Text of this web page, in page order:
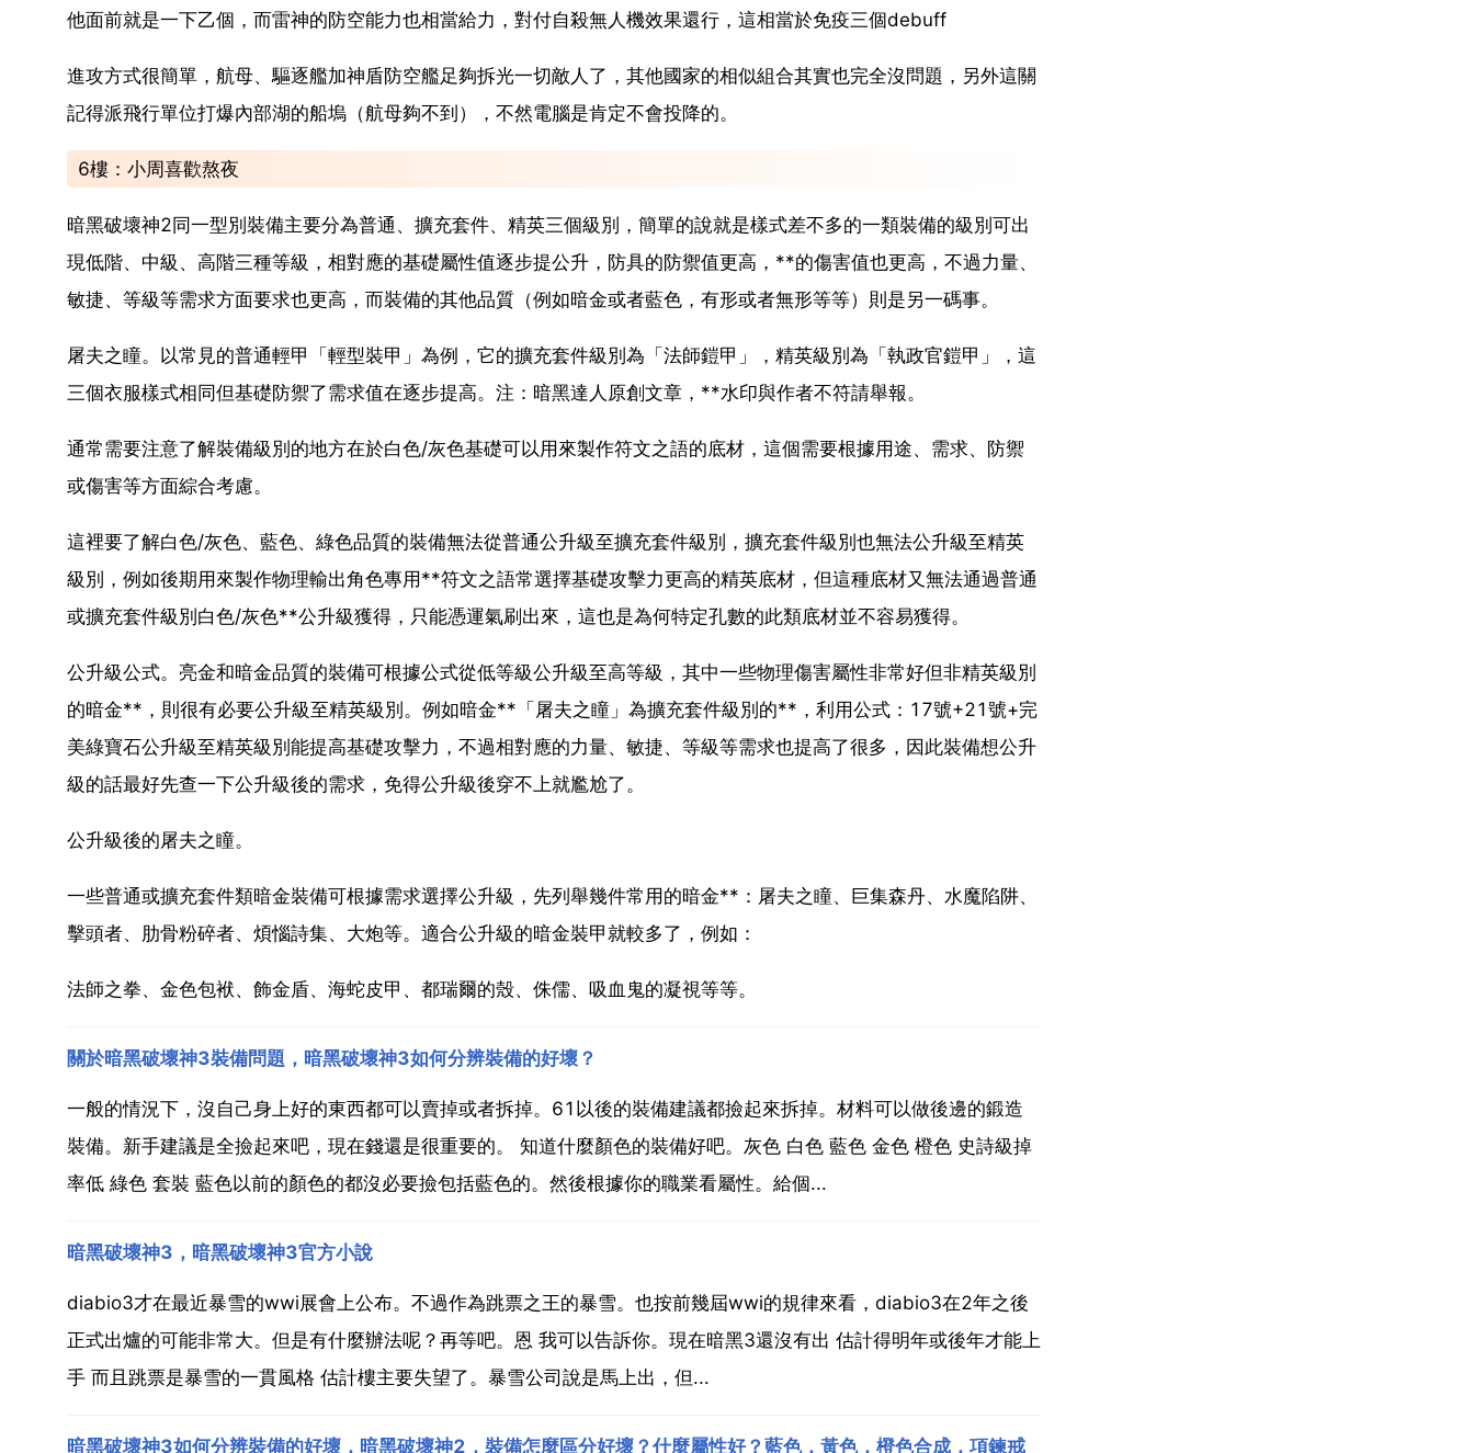
他面前就是一下乙個，而雷神的防空能力也相當給力，對付自殺無人機效果還行，這相當於免疫三個debuff
進攻方式很簡單，航母、驅逐艦加神盾防空艦足夠拆光一切敵人了，其他國家的相似組合其實也完全沒問題，另外這關
記得派飛行單位打爆內部湖的船塢（航母夠不到），不然電腦是肯定不會投降的。
6樓：小周喜歡熬夜
暗黑破壞神2同一型別裝備主要分為普通、擴充套件、精英三個級別，簡單的說就是樣式差不多的一類裝備的級別可出
現低階、中級、高階三種等級，相對應的基礎屬性值逐步提公升，防具的防禦值更高，**的傷害值也更高，不過力量、
敏捷、等級等需求方面要求也更高，而裝備的其他品質（例如暗金或者藍色，有形或者無形等等）則是另一碼事。
屠夫之瞳。以常見的普通輕甲「輕型裝甲」為例，它的擴充套件級別為「法師鎧甲」，精英級別為「執政官鎧甲」，這
三個衣服樣式相同但基礎防禦了需求值在逐步提高。注：暗黑達人原創文章，**水印與作者不符請舉報。
通常需要注意了解裝備級別的地方在於白色/灰色基礎可以用來製作符文之語的底材，這個需要根據用途、需求、防禦
或傷害等方面綜合考慮。
這裡要了解白色/灰色、藍色、綠色品質的裝備無法從普通公升級至擴充套件級別，擴充套件級別也無法公升級至精英
級別，例如後期用來製作物理輸出角色專用**符文之語常選擇基礎攻擊力更高的精英底材，但這種底材又無法通過普通
或擴充套件級別白色/灰色**公升級獲得，只能憑運氣刷出來，這也是為何特定孔數的此類底材並不容易獲得。
公升級公式。亮金和暗金品質的裝備可根據公式從低等級公升級至高等級，其中一些物理傷害屬性非常好但非精英級別
的暗金**，則很有必要公升級至精英級別。例如暗金**「屠夫之瞳」為擴充套件級別的**，利用公式：17號+21號+完
美綠寶石公升級至精英級別能提高基礎攻擊力，不過相對應的力量、敏捷、等級等需求也提高了很多，因此裝備想公升
級的話最好先查一下公升級後的需求，免得公升級後穿不上就尷尬了。
公升級後的屠夫之瞳。
一些普通或擴充套件類暗金裝備可根據需求選擇公升級，先列舉幾件常用的暗金**：屠夫之瞳、巨集森丹、水魔陷阱、
擊頭者、肋骨粉碎者、煩惱詩集、大炮等。適合公升級的暗金裝甲就較多了，例如：
法師之拳、金色包袱、飾金盾、海蛇皮甲、都瑞爾的殼、侏儒、吸血鬼的凝視等等。
關於暗黑破壞神3裝備問題，暗黑破壞神3如何分辨裝備的好壞？
一般的情況下，沒自己身上好的東西都可以賣掉或者拆掉。61以後的裝備建議都撿起來拆掉。材料可以做後邊的鍛造
裝備。新手建議是全撿起來吧，現在錢還是很重要的。 知道什麼顏色的裝備好吧。灰色 白色 藍色 金色 橙色 史詩級掉
率低 綠色 套裝 藍色以前的顏色的都沒必要撿包括藍色的。然後根據你的職業看屬性。給個...
暗黑破壞神3，暗黑破壞神3官方小說
diabio3才在最近暴雪的wwi展會上公布。不過作為跳票之王的暴雪。也按前幾屆wwi的規律來看，diabio3在2年之後
正式出爐的可能非常大。但是有什麼辦法呢？再等吧。恩 我可以告訴你。現在暗黑3還沒有出 估計得明年或後年才能上
手 而且跳票是暴雪的一貫風格 估計樓主要失望了。暴雪公司說是馬上出，但...
暗黑破壞神3如何分辨裝備的好壞，暗黑破壞神2，裝備怎麼區分好壞？什麼屬性好？藍色，黃色，橙色合成，項鍊戒